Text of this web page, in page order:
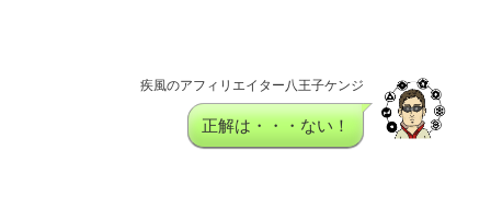
疾風のアフィリエイター八王子ケンジ
正解は・・・ない！